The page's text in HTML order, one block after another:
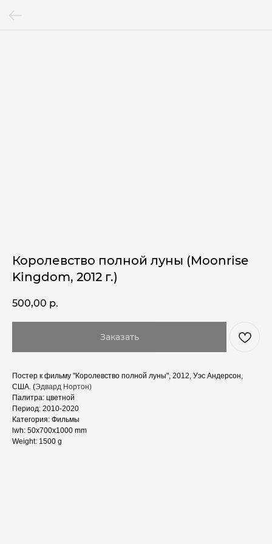
Королевство полной луны (Moonrise
Kingdom, 2012 г.)
500,00 р.
Заказать
Постер к фильму "Королевство полной луны", 2012, Уэс Андерсон,
США. (Эдвард Нортон)
Палитра: цветной
Период: 2010-2020
Категория: Фильмы
lwh: 50x700x1000 mm
Weight: 1500 g